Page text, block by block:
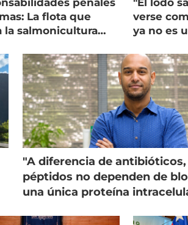
penales
La flota que
la salmonicultura
"El lodo
verse
ya no es
"A diferencia de antibióticos,
péptidos no dependen de
una única proteína